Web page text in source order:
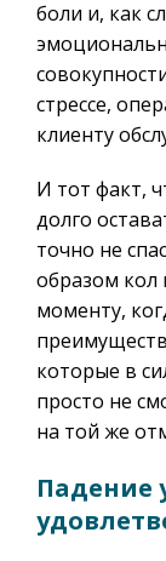
боли и, как
стрессе,
клиенту
И тот факт,
долго
точно не
образом кол
моменту,
которые в
просто не
на той же
Падение